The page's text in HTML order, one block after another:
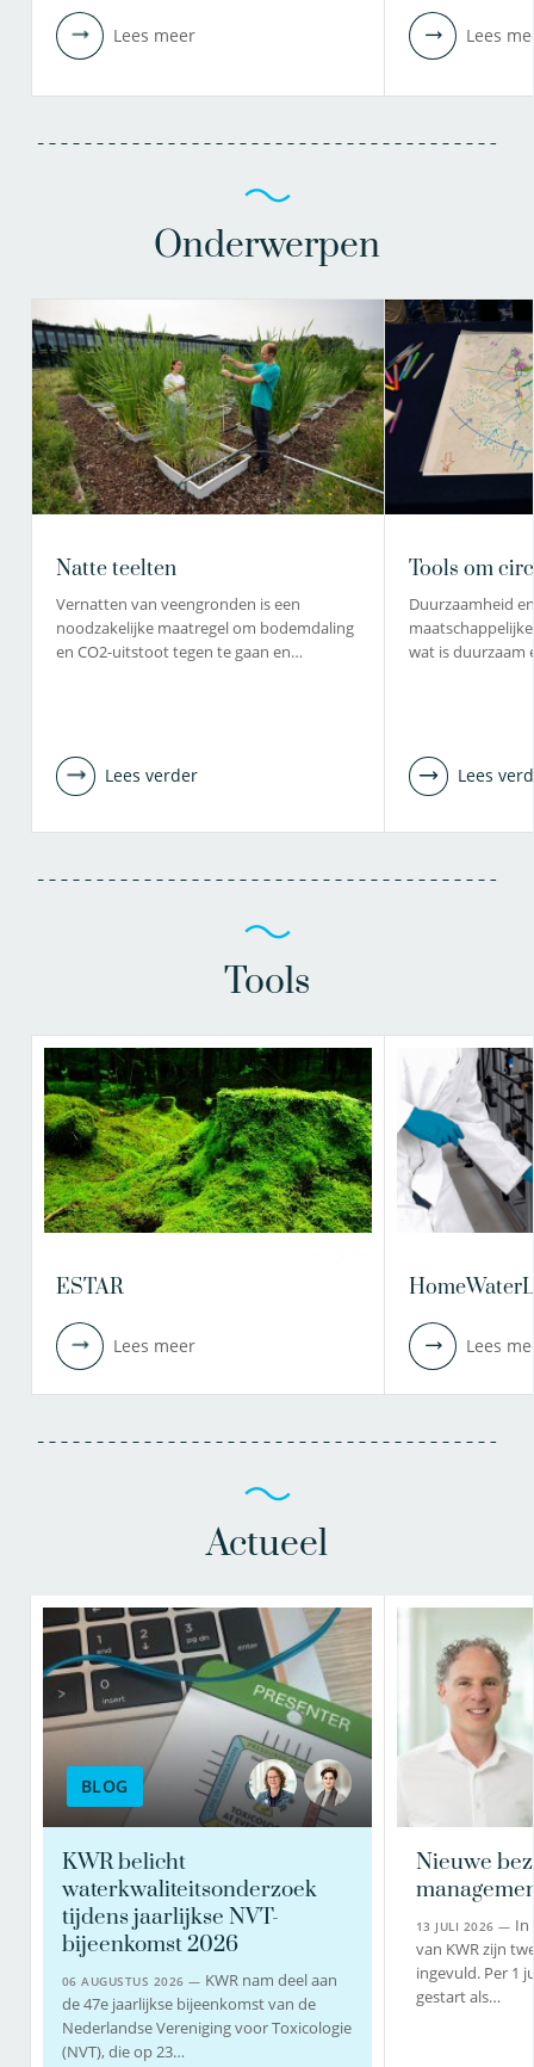
Lees meer Lees
Onderwerpen
Natte teelten
Vernatten van veengronden is een
noodzakelijke maatregel om bodemdaling
en CO2-uitstoot tegen te gaan en…
Lees verder
Tools om
Duurzaamheid
wat is duurzaam
Lees
Tools
ESTAR
Lees meer Lees
Actueel
BLOG
KWR belicht
waterkwaliteitsonderzoek
tijdens jaarlijkse NVT-
bijeenkomst 2026
06 AUGUSTUS 2026 — KWR nam deel aan
de 47e jaarlijkse bijeenkomst van de
Nederlandse Vereniging voor Toxicologie
(NVT), die op 23…
Nieuwe
13 JULI 2026 — In
van KWR zijn
ingevuld. Per 1
gestart als…